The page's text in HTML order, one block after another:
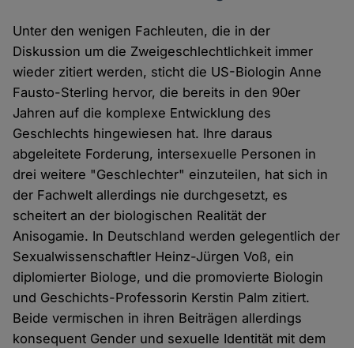
Unter den wenigen Fachleuten, die in der
Diskussion um die Zweigeschlechtlichkeit immer
wieder zitiert werden, sticht die US-Biologin Anne
Fausto-Sterling hervor, die bereits in den 90er
Jahren auf die komplexe Entwicklung des
Geschlechts hingewiesen hat. Ihre daraus
abgeleitete Forderung, intersexuelle Personen in
drei weitere "Geschlechter" einzuteilen, hat sich in
der Fachwelt allerdings nie durchgesetzt, es
scheitert an der biologischen Realität der
Anisogamie. In Deutschland werden gelegentlich der
Sexualwissenschaftler Heinz-Jürgen Voß, ein
diplomierter Biologe, und die promovierte Biologin
und Geschichts-Professorin Kerstin Palm zitiert.
Beide vermischen in ihren Beiträgen allerdings
konsequent Gender und sexuelle Identität mit dem